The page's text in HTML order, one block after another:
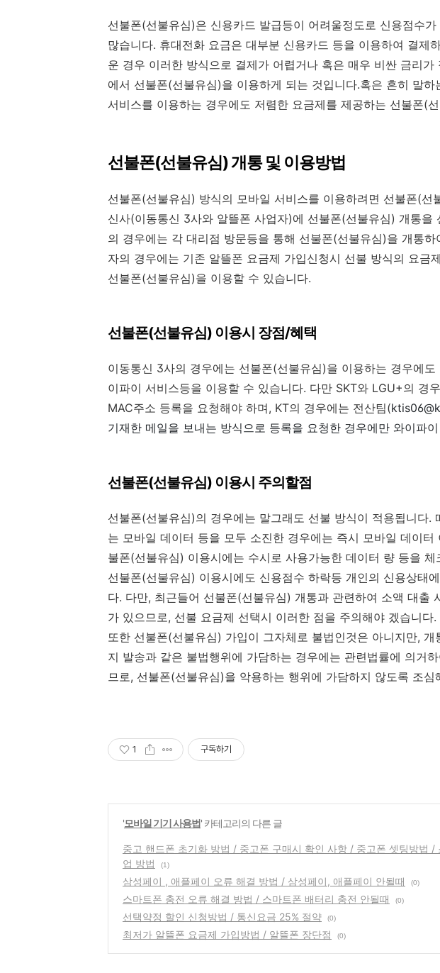
선불폰(선불유심)은 신용카드 발급등이 어려울정도로 신용점수
많습니다. 휴대전화 요금은 대부분 신용카드 등을 이용하여 결제
운 경우 이러한 방식으로 결제가 어렵거나 혹은 매우 비싼 금리가
에서 선불폰(선불유심)을 이용하게 되는 것입니다.혹은 흔히 말
서비스를 이용하는 경우에도 저렴한 요금제를 제공하는 선불폰(
선불폰(선불유심) 개통 및 이용방법
선불폰(선불유심) 방식의 모바일 서비스를 이용하려면 선불폰(선
신사(이동통신 3사와 알뜰폰 사업자)에 선불폰(선불유심) 개통을
의 경우에는 각 대리점 방문등을 통해 선불폰(선불유심)을 개통
자의 경우에는 기존 알뜰폰 요금제 가입신청시 선불 방식의 요금
선불폰(선불유심)을 이용할 수 있습니다.
선불폰(선불유심) 이용시 장점/혜택
이동통신 3사의 경우에는 선불폰(선불유심)을 이용하는 경우에
이파이 서비스등을 이용할 수 있습니다. 다만 SKT와 LGU+의 경
MAC주소 등록을 요청해야 하며, KT의 경우에는 전산팀(
기재한 메일을 보내는 방식으로 등록을 요청한 경우에만 와이파
선불폰(선불유심) 이용시 주의할점
선불폰(선불유심)의 경우에는 말그래도 선불 방식이 적용됩니다.
는 모바일 데이터 등을 모두 소진한 경우에는 즉시 모바일 데이터
불폰(선불유심) 이용시에는 수시로 사용가능한 데이터 량 등을 체
선불폰(선불유심) 이용시에도 신용점수 하락등 개인의 신용상태
다. 다만, 최근들어 선불폰(선불유심) 개통과 관련하여 소액 대출
가 있으므로, 선불 요금제 선택시 이러한 점을 주의해야 겠습니다.
또한 선불폰(선불유심) 가입이 그자체로 불법인것은 아니지만,
지 발송과 같은 불법행위에 가담하는 경우에는 관련법률에 의거
므로, 선불폰(선불유심)을 악용하는 행위에 가담하지 않도록 조심
1 구독하기
'모바일 기기 사용법' 카테고리의 다른 글
중고 핸드폰 초기화 방법 / 중고폰 구매시 확인 사항 / 중고폰 셋팅방법 /
업 방법
(1)
삼성페이 , 애플페이 오류 해결 방법 / 삼성페이, 애플페이 안될때 (0)
스마트폰 충전 오류 해결 방법 / 스마트폰 배터리 충전 안될때 (0)
선택약정 할인 신청방법 / 통신요금 25% 절약 (0)
최저가 알뜰폰 요금제 가입방법 / 알뜰폰 장단점 (0)